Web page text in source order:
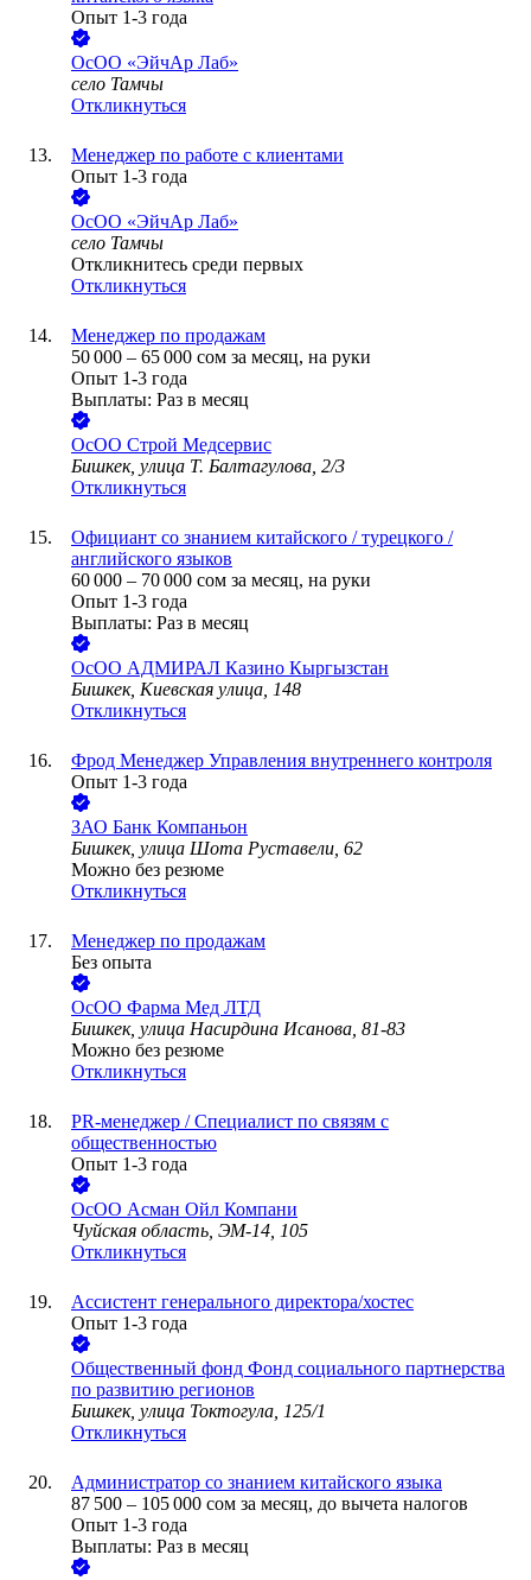
Опыт 1-3 года
ОсОО «ЭйчАр Лаб»
село Тамчы
Откликнуться
Менеджер по работе с клиентами
Опыт 1-3 года
ОсОО «ЭйчАр Лаб»
село Тамчы
Откликнитесь среди первых
Откликнуться
Менеджер по продажам
50 000 – 65 000 сом за месяц, на руки
Опыт 1-3 года
Выплаты: Раз в месяц
ОсОО Строй Медсервис
Бишкек, улица Т. Балтагулова, 2/3
Откликнуться
Официант со знанием китайского / турецкого /
английского языков
60 000 – 70 000 сом за месяц, на руки
Опыт 1-3 года
Выплаты: Раз в месяц
ОсОО АДМИРАЛ Казино Кыргызстан
Бишкек, Киевская улица, 148
Откликнуться
Фрод Менеджер Управления внутреннего контроля
Опыт 1-3 года
ЗАО Банк Компаньон
Бишкек, улица Шота Руставели, 62
Можно без резюме
Откликнуться
Менеджер по продажам
Без опыта
ОсОО Фарма Мед ЛТД
Бишкек, улица Насирдина Исанова, 81-83
Можно без резюме
Откликнуться
PR-менеджер / Специалист по связям с
общественностью
Опыт 1-3 года
ОсОО Асман Ойл Компани
Чуйская область, ЭМ-14, 105
Откликнуться
Ассистент генерального директора/хостес
Опыт 1-3 года
Общественный фонд Фонд социального партнерства
по развитию регионов
Бишкек, улица Токтогула, 125/1
Откликнуться
Администратор со знанием китайского языка
87 500 – 105 000 сом за месяц, до вычета налогов
Опыт 1-3 года
Выплаты: Раз в месяц